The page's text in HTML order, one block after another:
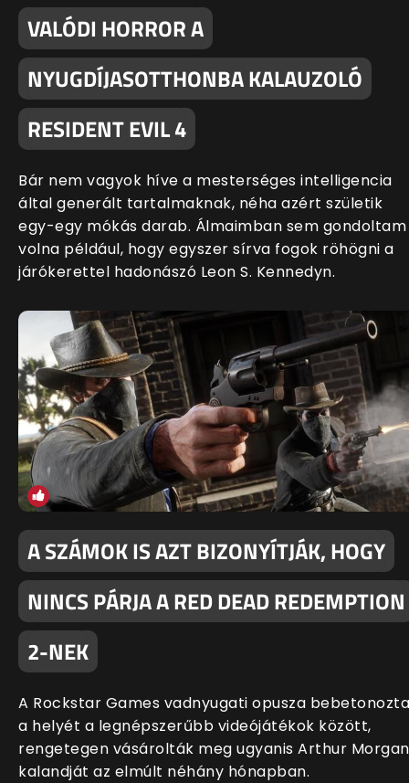
VALÓDI HORROR A
NYUGDÍJASOTTHONBA KALAUZOLÓ
RESIDENT EVIL 4
Bár nem vagyok híve a mesterséges intelligencia
által generált tartalmaknak, néha azért születik
egy-egy mókás darab. Álmaimban sem gondoltam
volna például, hogy egyszer sírva fogok röhögni a
járókerettel hadonászó Leon S. Kennedyn.
A SZÁMOK IS AZT BIZONYÍTJÁK, HOGY
NINCS PÁRJA A RED DEAD REDEMPTION
2-NEK
A Rockstar Games vadnyugati opusza bebetonozta
a helyét a legnépszerűbb videójátékok között,
rengetegen vásárolták meg ugyanis Arthur Morgan
kalandját az elmúlt néhány hónapban.